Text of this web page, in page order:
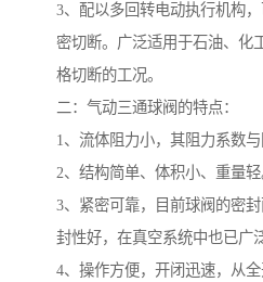
3、配以多回转电动执行机构
密切断。广泛适用于石油、化
格切断的工况。
二：气动三通球阀的特点：
1、流体阻力小，其阻力系数与
2、结构简单、体积小、重量轻
3、紧密可靠，目前球阀的密
封性好，在真空系统中也已广
4、操作方便，开闭迅速，从全